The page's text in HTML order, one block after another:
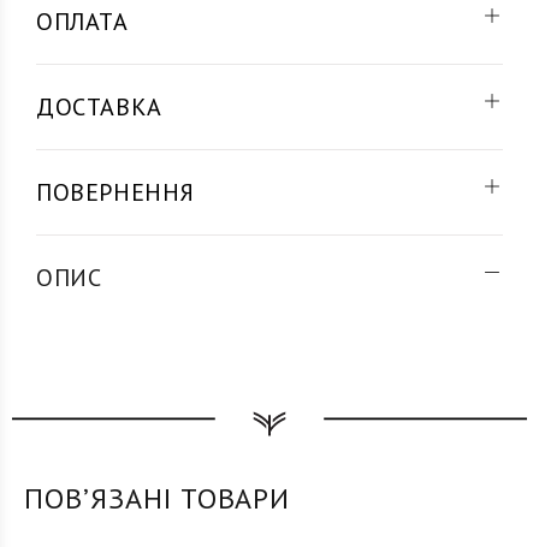
ОПЛАТА
ДОСТАВКА
ПОВЕРНЕННЯ
ОПИС
ПОВʼЯЗАНІ ТОВАРИ